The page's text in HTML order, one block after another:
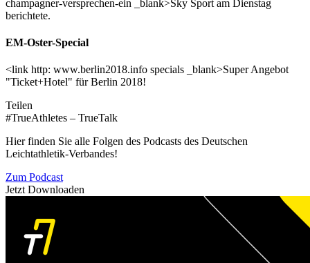
champagner-versprechen-ein _blank>Sky Sport am Dienstag
berichtete.
EM-Oster-Special
<link http: www.berlin2018.info specials _blank>Super Angebot
"Ticket+Hotel" für Berlin 2018!
Teilen
#TrueAthletes – TrueTalk
Hier finden Sie alle Folgen des Podcasts des Deutschen
Leichtathletik-Verbandes!
Zum Podcast
Jetzt Downloaden